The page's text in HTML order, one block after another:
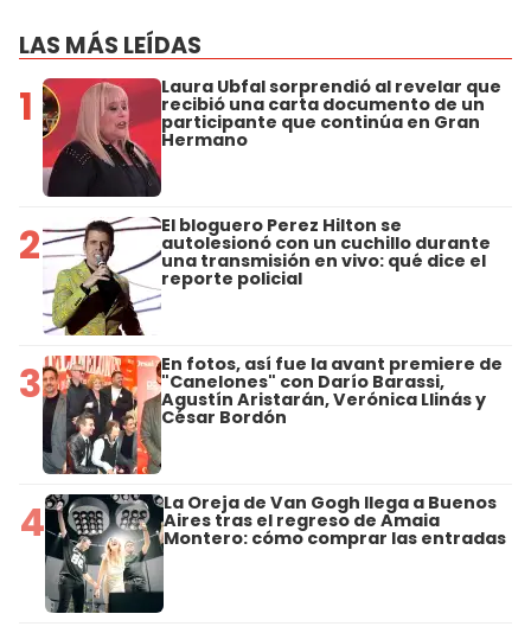
LAS MÁS LEÍDAS
1 Laura Ubfal sorprendió al revelar que
recibió una carta documento de un
participante que continúa en Gran
Hermano
2 El bloguero Perez Hilton se
autolesionó con un cuchillo durante
una transmisión en vivo: qué dice el
reporte policial
3 En fotos, así fue la avant premiere de
"Canelones" con Darío Barassi,
Agustín Aristarán, Verónica Llinás y
César Bordón
4 La Oreja de Van Gogh llega a Buenos
Aires tras el regreso de Amaia
Montero: cómo comprar las entradas